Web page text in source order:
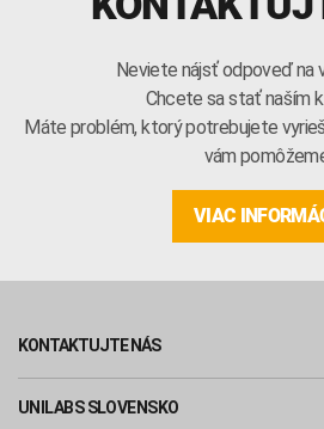
Neviete nájsť odpoveď na
Chcete sa stať naším
Máte problém, ktorý potrebujete
vám
VIAC
KONTAKTUJTE NÁS
UNILABS SLOVENSKO